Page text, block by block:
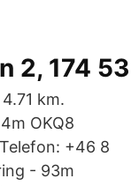
2, 174 53
km.
OKQ8
+46 8
- 93m